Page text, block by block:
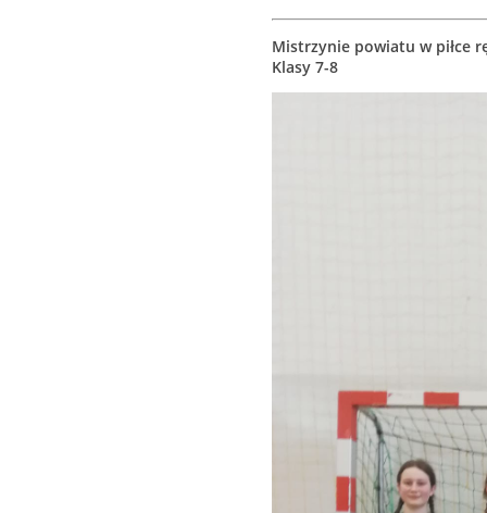
Mistrzynie powiatu w piłce
Klasy 7-8